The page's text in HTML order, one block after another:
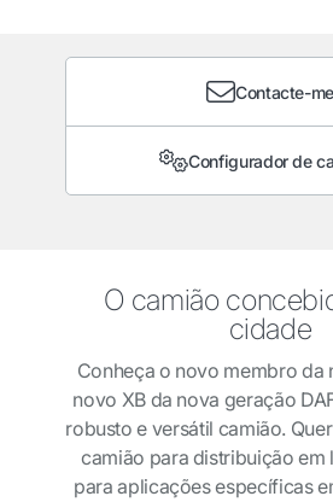
Contacte-me
Configurador de
O camião
cidade
Conheça o novo membro da
novo XB da nova geração
robusto e versátil camião.
camião para distribuição em
para aplicações específicas